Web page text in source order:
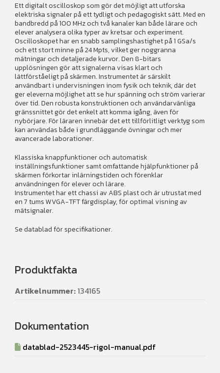
Ett digitalt oscilloskop som gör det möjligt att utforska
elektriska signaler på ett tydligt och pedagogiskt sätt. Med en
bandbredd på 100 MHz och två kanaler kan både lärare och
elever analysera olika typer av kretsar och experiment.
Oscilloskopet har en snabb samplingshastighet på 1 GSa/s
och ett stort minne på 24 Mpts, vilket ger noggranna
mätningar och detaljerade kurvor. Den 8-bitars
upplösningen gör att signalerna visas klart och
lättförståeligt på skärmen. Instrumentet är särskilt
användbart i undervisningen inom fysik och teknik, där det
ger eleverna möjlighet att se hur spänning och ström varierar
över tid. Den robusta konstruktionen och användarvänliga
gränssnittet gör det enkelt att komma igång, även för
nybörjare. För läraren innebär det ett tillförlitligt verktyg som
kan användas både i grundläggande övningar och mer
avancerade laborationer.
Klassiska knappfunktioner och automatisk
inställningsfunktioner samt omfattande hjälpfunktioner på
skärmen förkortar inlärningstiden och förenklar
användningen för elever och lärare.
Instrumentet har ett chassi av ABS plast och är utrustat med
en 7 tums WVGA-TFT färgdisplay, för optimal visning av
mätsignaler.
Se datablad för specifikationer.
Produktfakta
Artikelnummer:134165
Dokumentation
datablad-2523445-rigol-manual.pdf